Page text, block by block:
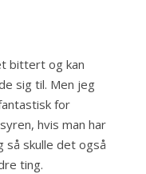
bittert og kan
sig til. Men jeg
for
hvis man har
skulle det også
ting.